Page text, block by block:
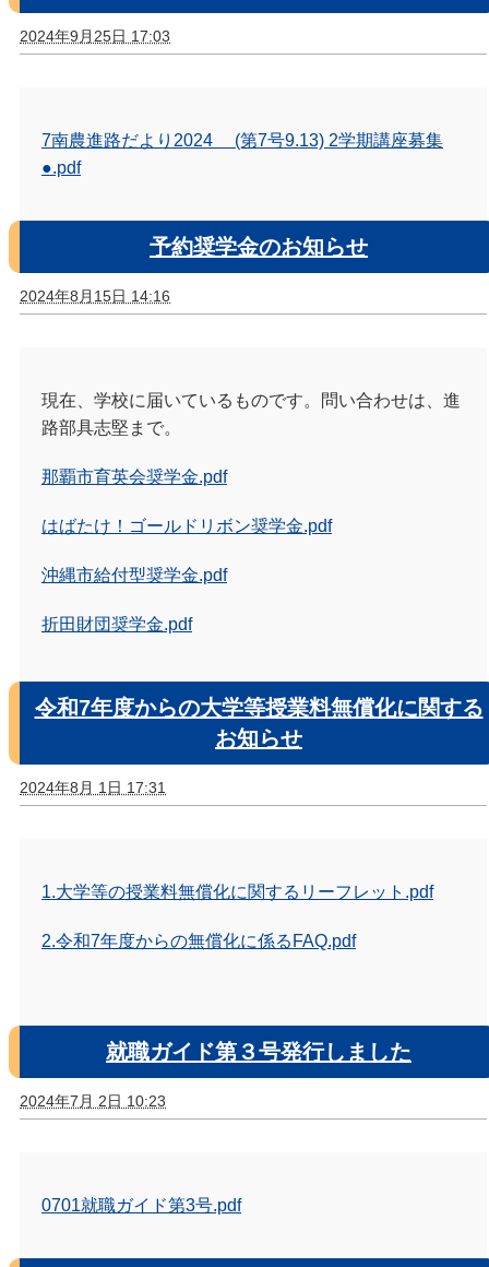
2024年9月25日 17:03
7南農進路だより2024 (第7号9.13) 2学期講座募集
●.pdf
予約奨学金のお知らせ
2024年8月15日 14:16
現在、学校に届いているものです。問い合わせは、進
路部具志堅まで。
那覇市育英会奨学金.pdf
はばたけ！ゴールドリボン奨学金.pdf
沖縄市給付型奨学金.pdf
折田財団奨学金.pdf
令和7年度からの大学等授業料無償化に関する
お知らせ
2024年8月 1日 17:31
1.大学等の授業料無償化に関するリーフレット.pdf
2.令和7年度からの無償化に係るFAQ.pdf
就職ガイド第３号発行しました
2024年7月 2日 10:23
0701就職ガイド第3号.pdf